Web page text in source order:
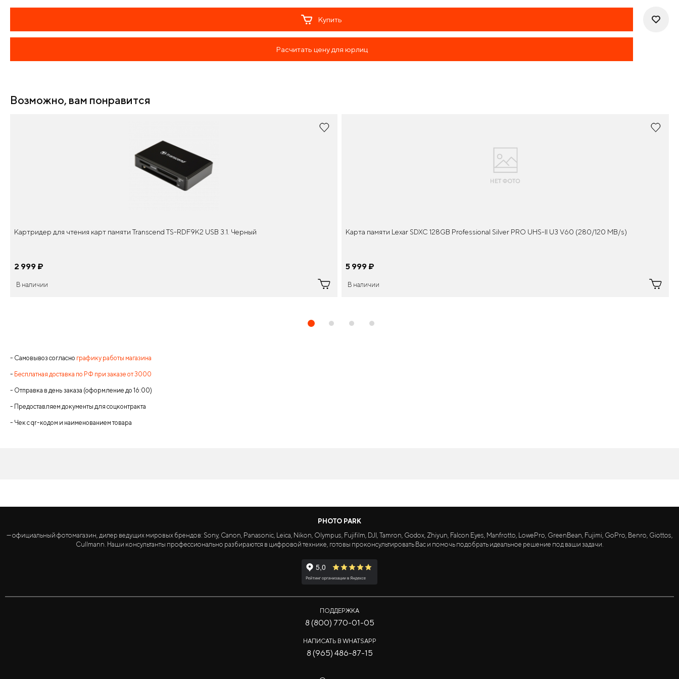
Купить
Расчитать цену для юрлиц
Возможно, вам понравится
Картридер для чтения карт памяти Transcend TS-RDF9K2 USB 3.1. Черный
2 999 ¤
В наличии
Карта памяти Lexar SDXC 128GB Professional Silver PRO UHS-II U3 V60 (280/120 MB/s)
5 999 ¤
В наличии
- Самовывоз согласно графику работы магазина
- Бесплатная доставка по РФ при заказе от 3000
- Отправка в день заказа (оформление до 16:00)
- Предоставляем документы для соцконтракта
- Чек с qr-кодом и наименованием товара
PHOTO PARK
— официальный фотомагазин, дилер ведущих мировых брендов: Sony, Canon, Panasonic, Leica, Nikon, Olympus, Fujifilm, DJI, Tamron, Godox, Zhiyun, Falcon Eyes, Manfrotto, LowePro, GreenBean, Fujimi, GoPro, Benro, Giottos,
Cullmann. Наши консультанты профессионально разбираются в цифровой технике, готовы проконсультировать Вас и помочь подобрать идеальное решение под ваши задачи.
ПОДДЕРЖКА
8 (800) 770-01-05
НАПИСАТЬ В WHATSAPP
8 (965) 486-87-15